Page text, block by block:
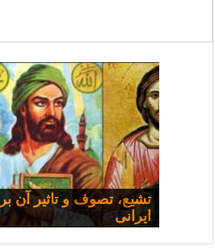
تشیع، تصوف و تاثیر آن
ایرانی
چرا همه شفا نمی‌یابند؟
مسیحی و سیاست:
سخنرانی‌ها